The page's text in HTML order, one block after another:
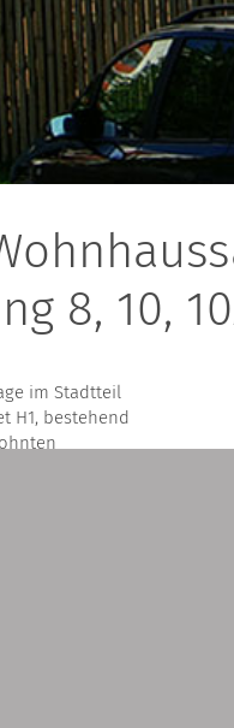
8, 10,
im Stadtteil
H1, bestehend